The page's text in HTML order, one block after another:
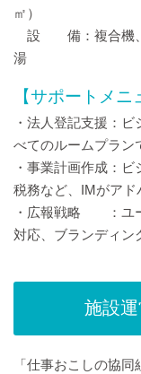
㎡）
設 備：複合機、
湯
【サポートメニ
・法人登記支援：
べてのルームプラン
・事業計画作成：ビ
税務など、IMがアド
・広報戦略 ：ユ
対応、ブランディン
施設
「仕事おこしの協